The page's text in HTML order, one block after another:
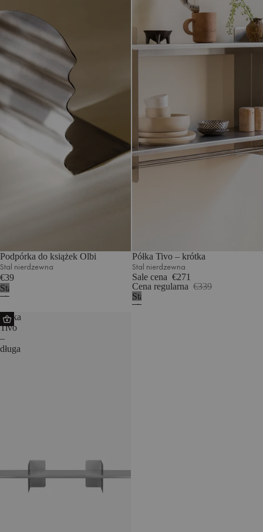
Podpórka do książek Olbi
Stal nierdzewna
€39
Stal
nierdzewna
Półka Tivo – krótka
Stal nierdzewna
Sale cena €271
Cena regularna €339
Stal
nierdzewna
Półka
Tivo
–
długa